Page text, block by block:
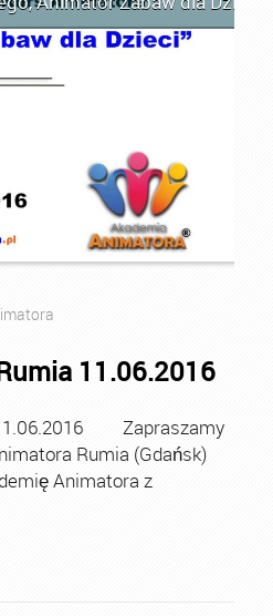
11.06.2016
Zapraszamy
Rumia (Gdańsk)
Animatora z